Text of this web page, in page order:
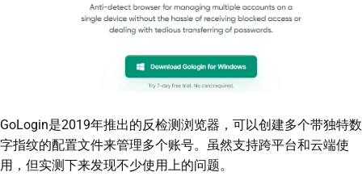
GoLogin是2019年推出的反检测浏览器，可以创建多个带独特数
字指纹的配置文件来管理多个账号。虽然支持跨平台和云端使
用，但实测下来发现不少使用上的问题。